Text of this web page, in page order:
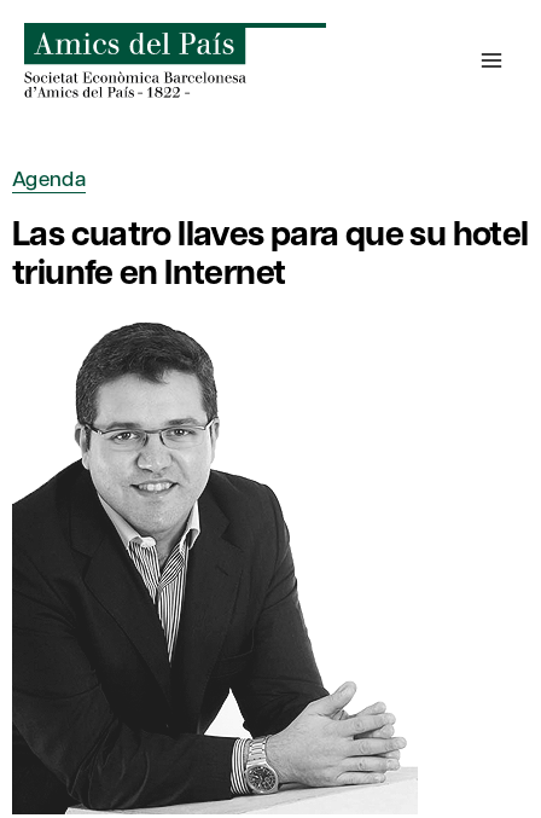
contenido
Agenda
Las cuatro llaves para que su hotel
triunfe en Internet